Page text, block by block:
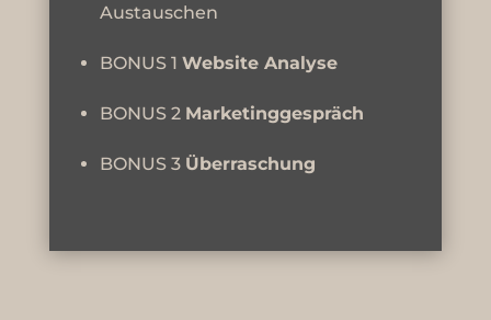
Austauschen
BONUS 1 Website Analyse
BONUS 2 Marketinggespräch
BONUS 3 Überraschung